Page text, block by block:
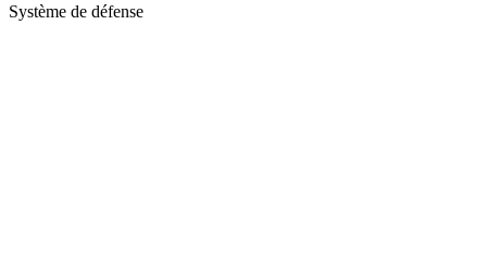
Système de défense